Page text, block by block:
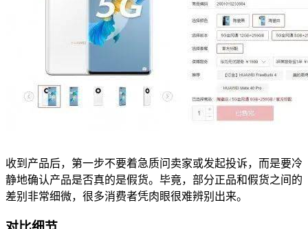
收到产品后，第一步不要着急质问卖家或发起投诉，而是要冷
静地确认产品是否真的是假货。毕竟，部分正品和假货之间的
差别非常细微，很多消费者凭肉眼很难辨别出来。